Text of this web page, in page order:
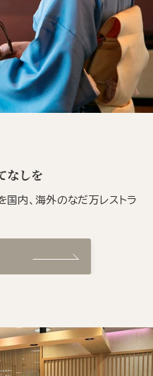
なしを
内、海外のなだ万レストラ